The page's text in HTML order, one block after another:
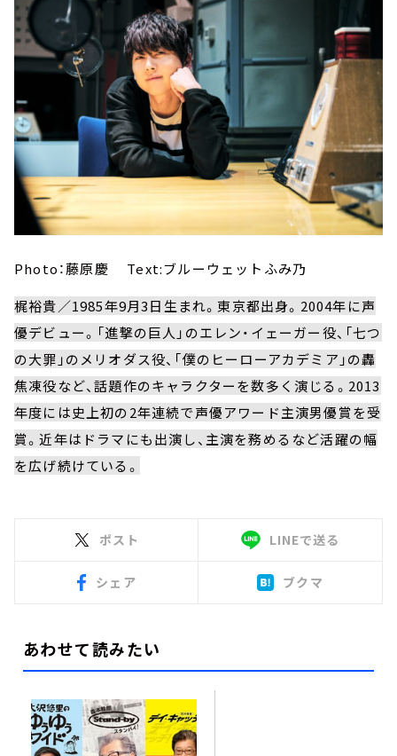
Photo：藤原慶 Text:ブルーウェットふみ乃
梶裕貴／1985年9月3日生まれ。東京都出身。2004年に声
優デビュー。「進撃の巨人」のエレン・イェーガー役、「七つ
の大罪」のメリオダス役、「僕のヒーローアカデミア」の轟
焦凍役など、話題作のキャラクターを数多く演じる。2013
年度には史上初の2年連続で声優アワード主演男優賞を受
賞。近年はドラマにも出演し、主演を務めるなど活躍の幅
を広げ続けている。
ポスト LINEで送る
シェア ブクマ
あわせて読みたい